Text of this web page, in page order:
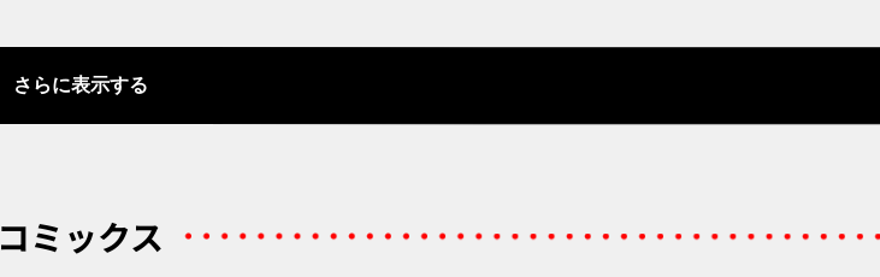
さらに表示する
コミックス